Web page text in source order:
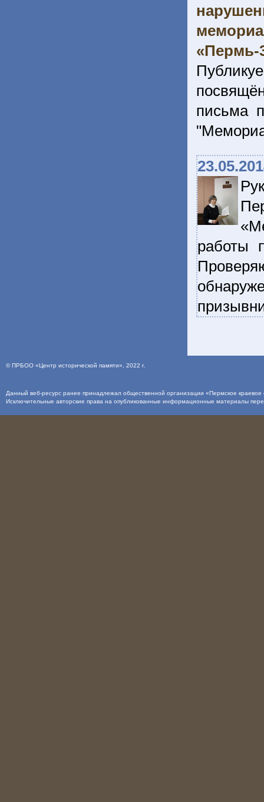
«Пермь-
письма
работы
©ПРБОО «Центр исторической памяти» , 2022 г.
Данный веб-ресурс ранее принадлежал общественной организации «Пермское
Исключительные авторские права на опубликованные информационные материалы